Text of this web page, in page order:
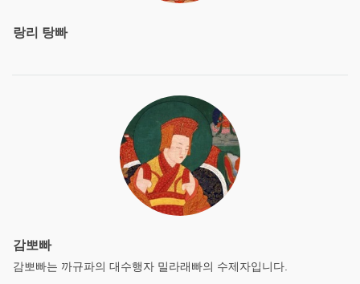
랑리 탕빠
감뽀빠
감뽀빠는 까규파의 대수행자 밀라래빠의 수제자입니다.